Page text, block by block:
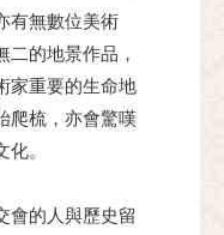
有無數位美術
二的地景作品，
家重要的生命地
爬梳，亦會驚嘆
。
會的人與歷史留